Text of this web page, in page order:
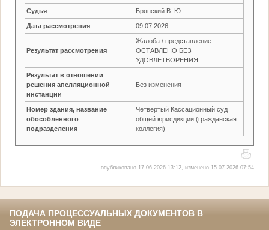
Судья Брянский В. Ю.
Дата рассмотрения 09.07.2026
Результат рассмотрения
Жалоба / представление
ОСТАВЛЕНО БЕЗ
УДОВЛЕТВОРЕНИЯ
Результат в отношении
решения апелляционной
инстанции
Без изменения
Номер здания, название
обособленного
подразделения
Четвертый Кассационный суд
общей юрисдикции (гражданская
коллегия)
опубликовано 17.06.2026 13:12, изменено 15.07.2026 07:54
ПОДАЧА ПРОЦЕССУАЛЬНЫХ ДОКУМЕНТОВ В
ЭЛЕКТРОННОМ ВИДЕ